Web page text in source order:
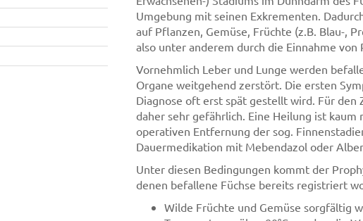
Umgebung mit seinen Exkrementen.
auf Pflanzen, Gemüse, Früchte (z.B. Blau-,
also unter anderem durch die Einnahme
Vornehmlich Leber und Lunge werden
Organe weitgehend zerstört. Die ersten
Diagnose oft erst spät gestellt wird. Für
daher sehr gefährlich. Eine Heilung ist
operativen Entfernung der sog.
Dauermedikation mit Mebendazol oder
Unter diesen Bedingungen kommt der
denen befallene Füchse bereits registriert
Wilde Früchte und Gemüse sorgfältig